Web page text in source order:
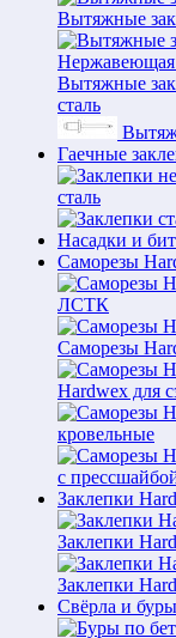
Вытяжные
Вытяжные
сталь
Гаечные
сталь
Насадки и
Саморезы
ЛСТК
Саморезы
Hardwex для
кровельные
с
Заклепки
Заклепки
Заклепки
Свёрла и